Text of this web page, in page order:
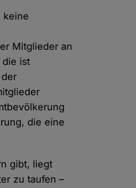
keine
Mitglieder an
die ist
die eine
gibt, liegt
zu taufen –